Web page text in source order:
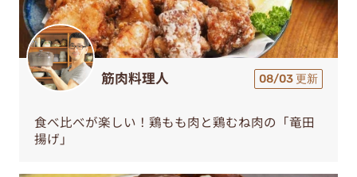
筋肉料理人 08/03 更新
食べ比べが楽しい！鶏もも肉と鶏むね肉の「竜田
揚げ」